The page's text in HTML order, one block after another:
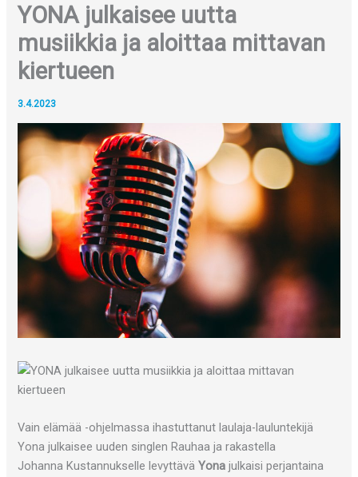
YONA julkaisee uutta
musiikkia ja aloittaa mittavan
kiertueen
3.4.2023
Vain elämää -ohjelmassa ihastuttanut laulaja-lauluntekijä
Yona julkaisee uuden singlen Rauhaa ja rakastella
Johanna Kustannukselle levyttäväYona julkaisi perjantaina